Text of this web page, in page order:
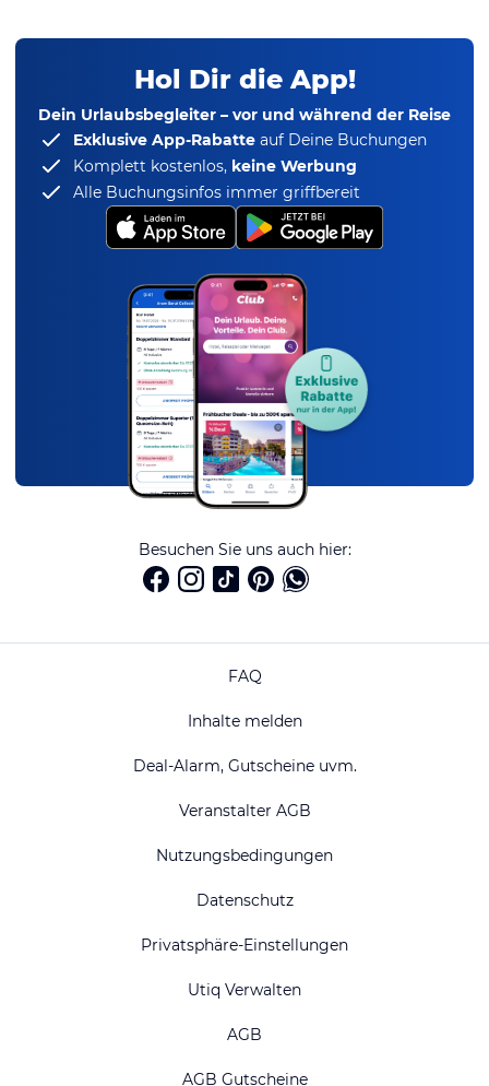
Hol Dir die App!
Dein Urlaubsbegleiter – vor und während der Reise
Exklusive App-Rabatte auf Deine Buchungen
Komplett kostenlos, keine Werbung
Alle Buchungsinfos immer griffbereit
Besuchen Sie uns auch hier:
FAQ
Inhalte melden
Deal-Alarm, Gutscheine uvm.
Veranstalter AGB
Nutzungsbedingungen
Datenschutz
Privatsphäre-Einstellungen
Utiq Verwalten
AGB
AGB Gutscheine